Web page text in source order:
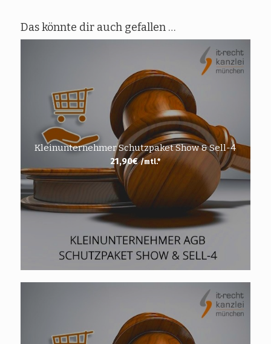
Das könnte dir auch gefallen …
Kleinunternehmer Schutzpaket Show & Sell-4
21,90€ /mtl.*